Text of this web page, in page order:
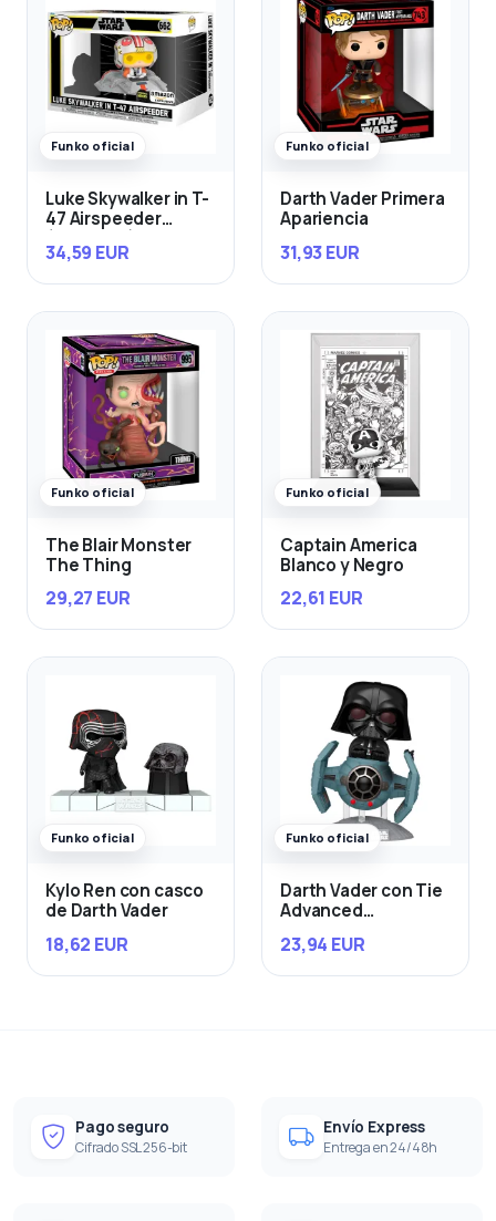
Funko oficial
Luke Skywalker in T-
47 Airspeeder
34,59 EUR
Funko oficial
Darth Vader Primera
Apariencia
31,93 EUR
Funko oficial
The Blair Monster
The Thing
29,27 EUR
Funko oficial
Captain America
Blanco y Negro
22,61 EUR
Funko oficial
Kylo Ren con casco
de Darth Vader
18,62 EUR
Funko oficial
Darth Vader con Tie
Advanced
23,94 EUR
Pago seguro
Cifrado SSL 256-bit
Envío Express
Entrega en 24/48h